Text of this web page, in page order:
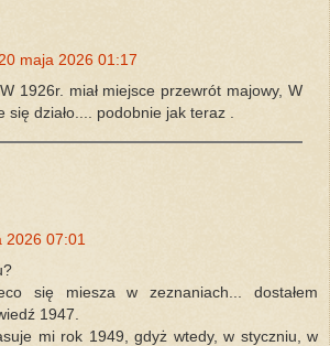
20 maja 2026 01:17
1926r. miał miejsce przewrót majowy, W
się działo.... podobnie jak teraz .
2026 07:01
się miesza w zeznaniach... dostałem
1947.
mi rok 1949, gdyż wtedy, w styczniu, w